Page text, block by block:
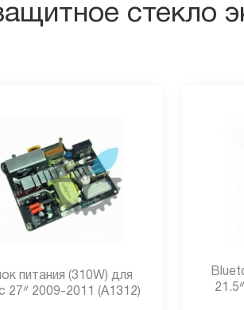
стекло
питания (310W) для
27ᐥ 2009-2011 (A1312)